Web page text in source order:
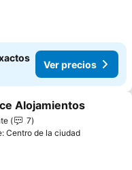
Ver precios
a favoritos
Alojamientos
7
Centro de la ciudad